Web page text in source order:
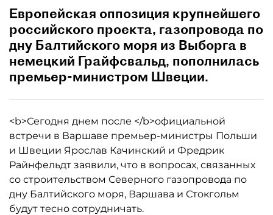
Европейская оппозиция крупнейшего
российского проекта, газопровода по
дну Балтийского моря из Выборга в
немецкий Грайфсвальд, пополнилась
премьер-министром Швеции.
<b>Сегодня днем после </b>официальной
встречи в Варшаве премьер-министры Польши
и Швеции Ярослав Качинский и Фредрик
Райнфельдт заявили, что в вопросах, связанных
со строительством Северного газопровода по
дну Балтийского моря, Варшава и Стокгольм
будут тесно сотрудничать.